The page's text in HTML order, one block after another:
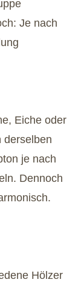
Je nach
Eiche oder
derselben
je nach
Dennoch
Hölzer